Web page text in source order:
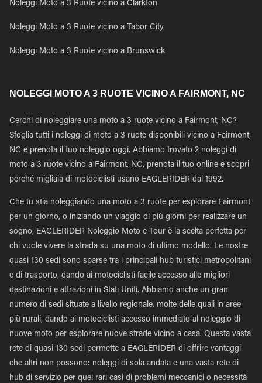
Noleggi Moto a 3 Ruote vicino a Clarkton
Noleggi Moto a 3 Ruote vicino a Tabor City
Noleggi Moto a 3 Ruote vicino a Brunswick
NOLEGGI MOTO A 3 RUOTE VICINO A FAIRMONT, NC
Cerchi di noleggiare una moto a 3 ruote vicino a Fairmont, NC?
Sfoglia tutti i noleggi di moto a 3 ruote disponibili vicino a Fairmont,
NC e prenota il tuo noleggio oggi. Abbiamo trovato 2 noleggi di
moto a 3 ruote vicino a Fairmont, NC, prenota il tuo online e scopri
perché migliaia di motociclisti usano EAGLERIDER dal 1992.
Che tu stia noleggiando una moto a 3 ruote per esplorare Fairmont
per un giorno, o iniziando un viaggio di più giorni per realizzare un
sogno, EAGLERIDER Noleggio Moto e Tour è la scelta perfetta per
chi vuole vivere la strada su una moto di ultimo modello. Le nostre
quasi 130 sedi sono sparse tra i principali hub turistici metropolitani
e di trasporto, dando ai motociclisti facile accesso alle migliori
destinazioni e attrazioni in Stati Uniti. Abbiamo anche un gran
numero di sedi situate a livello regionale, molte delle quali in aree
più rurali, dando ai motociclisti accesso immediato al noleggio di
nuove moto per esplorare nuove strade vicino a casa. Questa vasta
rete di quasi 130 sedi permette a EAGLERIDER di offrire vantaggi
che altri non possono: noleggi di sola andata e una vasta rete di
hub di servizio per quei rari casi di problemi meccanici o necessità